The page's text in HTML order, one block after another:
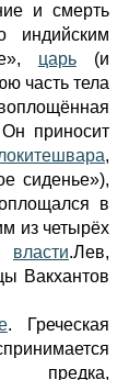
и смерть
индийским
царь(и
часть тела
Он приносит
,
сиденье»),
в
из четырёх
власти.Лев,
Вакхантов
. Греческая
предка,